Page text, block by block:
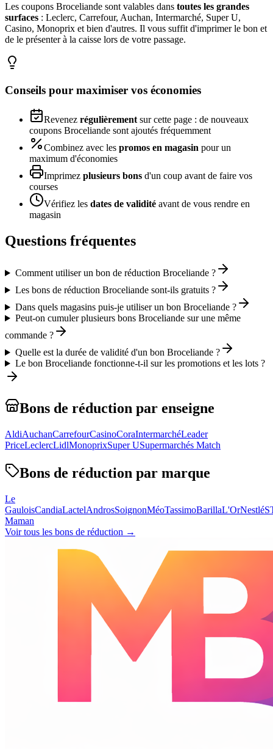
Les coupons Broceliande sont valables dans toutes les grandes
surfaces : Leclerc, Carrefour, Auchan, Intermarché, Super U,
Casino, Monoprix et bien d'autres. Il vous suffit d'imprimer le bon et
de le présenter à la caisse lors de votre passage.
Conseils pour maximiser vos économies
Revenez régulièrement sur cette page : de nouveaux
coupons Broceliande sont ajoutés fréquemment
Combinez avec les promos en magasin pour un
maximum d'économies
Imprimez plusieurs bons d'un coup avant de faire vos
courses
Vérifiez les dates de validité avant de vous rendre en
magasin
Questions fréquentes
Comment utiliser un bon de réduction Broceliande ?
Les bons de réduction Broceliande sont-ils gratuits ?
Dans quels magasins puis-je utiliser un bon Broceliande ?
Peut-on cumuler plusieurs bons Broceliande sur une même
commande ?
Quelle est la durée de validité d'un bon Broceliande ?
Le bon Broceliande fonctionne-t-il sur les promotions et les lots ?
Bons de réduction par enseigne
AldiAuchanCarrefourCasinoCoraIntermarchéLeader
PriceLeclercLidlMonoprixSuper USupermarchés Match
Bons de réduction par marque
Le
GauloisCandiaLactelAndrosSoignonMéoTassimoBarillaL'OrNestlé
Maman
Voir tous les bons de réduction →